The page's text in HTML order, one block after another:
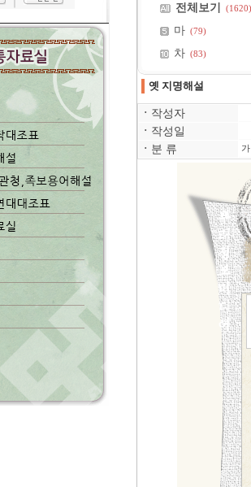
전체보기 (1620)
마 (79)
차 (83)
옛 지명해설
ㆍ 작성자
ㆍ 작성일
ㆍ 분 류 가